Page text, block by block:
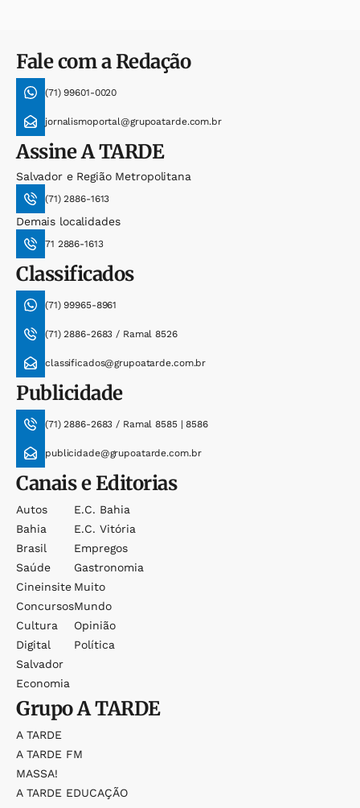
Fale com a Redação
(71) 99601-0020
jornalismoportal@grupoatarde.com.br
AssineA TARDE
Salvador e Região Metropolitana
(71) 2886-1613
Demais localidades
71 2886-1613
Classificados
(71) 99965-8961
(71) 2886-2683 / Ramal 8526
classificados@grupoatarde.com.br
Publicidade
(71) 2886-2683 / Ramal 8585 | 8586
publicidade@grupoatarde.com.br
Canais e Editorias
Autos
Bahia
Brasil
Saúde
Cineinsite
Concursos
Cultura
Digital
Salvador
Economia
E.c. Bahia
E.c. Vitória
Empregos
Gastronomia
Muito
Mundo
Opinião
Política
GrupoA TARDE
A TARDE
A TARDE FM
MASSA!
A TARDE EDUCAÇÃO